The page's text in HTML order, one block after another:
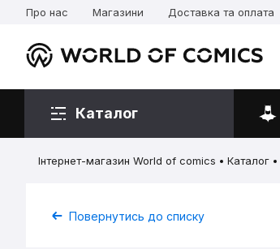
Про нас Магазини Доставка та оплата
Каталог
Інтернет-магазин World of comics Каталог
Повернутись до списку